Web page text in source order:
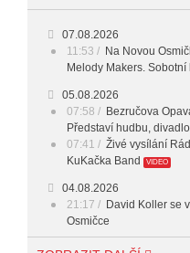
07.08.2026
11:53
Na Novou
Melody Makers.
05.08.2026
07:58
Bezručova
Představí hudbu,
07:41
Živé vysílání
KuKačka Band
VIDEO
04.08.2026
21:17
David Koller se
Osmičce
03.08.2026